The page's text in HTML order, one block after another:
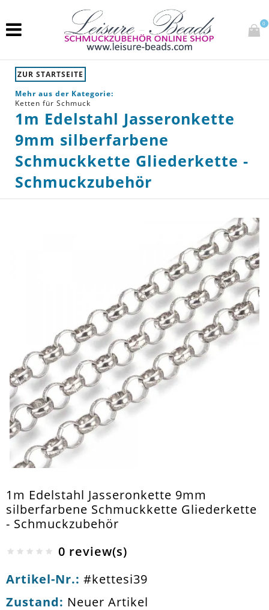
0
ZUR STARTSEITE
Mehr aus der Kategorie:
Ketten für Schmuck
1m Edelstahl Jasseronkette
9mm silberfarbene
Schmuckkette Gliederkette -
Schmuckzubehör
1m Edelstahl Jasseronkette 9mm
silberfarbene Schmuckkette Gliederkette
- Schmuckzubehör
0 review(s)
Artikel-Nr.: #kettesi39
Zustand: Neuer Artikel